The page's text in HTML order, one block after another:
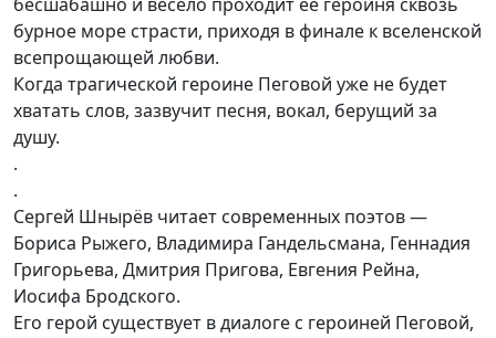
бурное море страсти, приходя в финале к вселенской
всепрощающей любви.
Когда трагической героине Пеговой уже не будет
хватать слов, зазвучит песня, вокал, берущий за
душу.
.
.
Сергей Шнырёв читает современных поэтов —
Бориса Рыжего, Владимира Гандельсмана, Геннадия
Григорьева, Дмитрия Пригова, Евгения Рейна,
Иосифа Бродского.
Его герой существует в диалоге с героиней Пеговой,